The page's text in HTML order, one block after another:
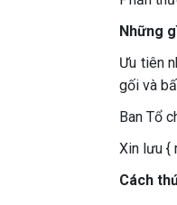
Những
Ưu tiên
gối và
Ban Tổ
Xin lưu {
Cách